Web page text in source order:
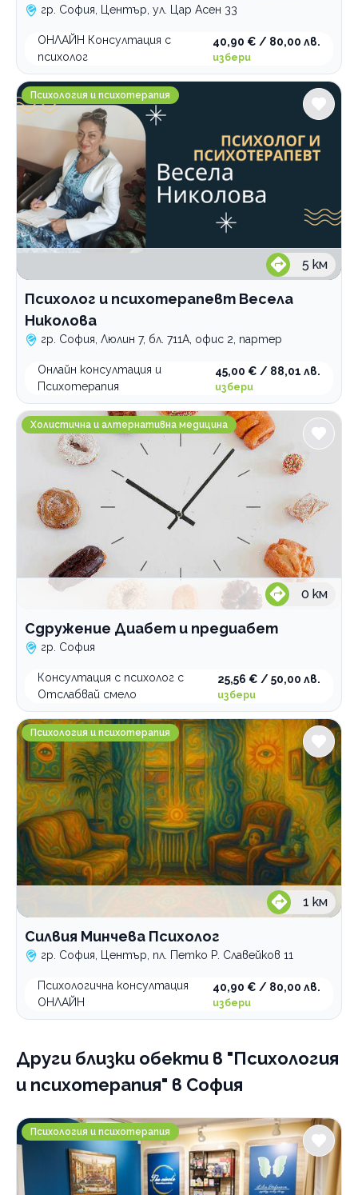
гр. София, Център, ул. Цар Асен 33
ОНЛАЙН Консултация с
психолог
40,90 € / 80,00 лв.
избери
Психолог и психотерапевт Весела Николова
Психология и психотерапия
5 км
Психолог и психотерапевт Весела
Николова
гр. София, Люлин 7, бл. 711А, офис 2, партер
Онлайн консултация и
Психотерапия
45,00 € / 88,01 лв.
избери
Сдружение Диабет и предиабет
Холистична и алтернативна медицина
0 км
Сдружение Диабет и предиабет
гр. София
Консултация с психолог с
Отслабвай смело
25,56 € / 50,00 лв.
избери
Силвия Минчева Психолог
Психология и психотерапия
1 км
Силвия Минчева Психолог
гр. София, Център, пл. Петко Р. Славейков 11
Психологична консултация
ОНЛАЙН
40,90 € / 80,00 лв.
избери
Други близки обекти в "Психология
и психотерапия" в София
Психолог и терапевт Лилия Стефанова
Психология и психотерапия